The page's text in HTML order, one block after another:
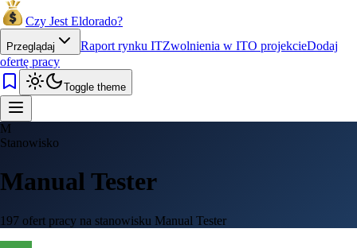
Czy Jest Eldorado?
Przeglądaj Raport rynku ITZwolnienia w ITO projekcieDodaj
ofertę pracy
Toggle theme
M
Stanowisko
Manual Tester
197 ofert pracy na stanowisku Manual Tester